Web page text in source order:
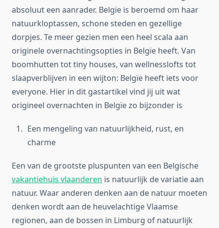
absoluut een aanrader. Belgïe is beroemd om haar
natuurkloptassen, schone steden en gezellige
dorpjes. Te meer gezien men een heel scala aan
originele overnachtingsopties in Belgïe heeft. Van
boomhutten tot tiny houses, van wellnesslofts tot
slaapverblijven in een wijton: Belgïe heeft iets voor
everyone. Hier in dit gastartikel vind jij uit wat
origineel overnachten in Belgïe zo bijzonder is
Een mengeling van natuurlijkheid, rust, en
charme
Een van de grootste pluspunten van een Belgische
vakantiehuis vlaanderen is natuurlijk de variatie aan
natuur. Waar anderen denken aan de natuur moeten
denken wordt aan de heuvelachtige Vlaamse
regionen, aan de bossen in Limburg of natuurlijk